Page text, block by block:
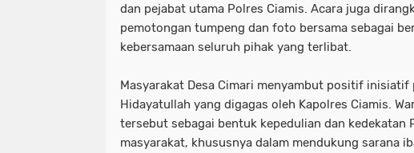
dan pejabat utama Polres Ciamis. Acara juga
pemotongan tumpeng dan foto bersama sebagai
kebersamaan seluruh pihak yang terlibat.
Masyarakat Desa Cimari menyambut positif inisiatif
Hidayatullah yang digagas oleh Kapolres Ciamis.
tersebut sebagai bentuk kepedulian dan kedekatan
masyarakat, khususnya dalam mendukung sarana